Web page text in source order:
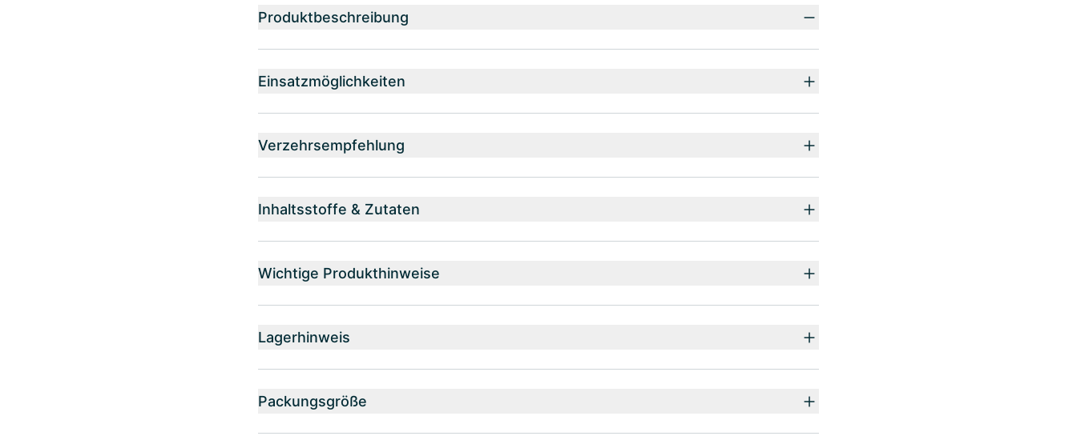
Produktbeschreibung
Einsatzmöglichkeiten
Verzehrsempfehlung
Inhaltsstoffe & Zutaten
Wichtige Produkthinweise
Lagerhinweis
Packungsgröße